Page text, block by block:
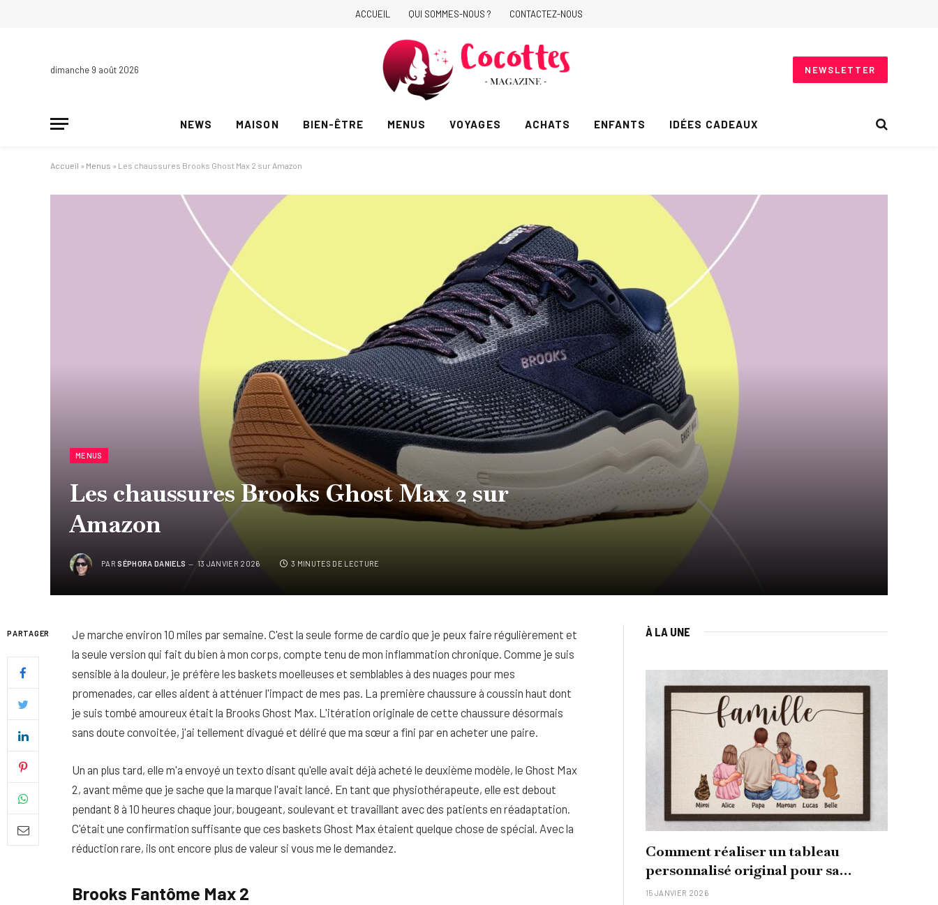
ACCUEIL QUI SOMMES-NOUS ? CONTACTEZ-NOUS
dimanche 9 août 2026 NEWSLETTER
NEWS MAISON BIEN-ÊTRE MENUS VOYAGES ACHATS ENFANTS IDÉES CADEAUX
Accueil » Menus » Les chaussures Brooks Ghost Max 2 sur Amazon
MENUS
Les chaussures Brooks Ghost Max 2 sur
Amazon
PAR SÉPHORA DANIELS 13 JANVIER 2026 3 MINUTES DE LECTURE
PARTAGER
Je marche environ 10 miles par semaine. C'est la seule forme de cardio que je peux faire régulièrement et
la seule version qui fait du bien à mon corps, compte tenu de mon inflammation chronique. Comme je suis
sensible à la douleur, je préfère les baskets moelleuses et semblables à des nuages ​​pour mes
promenades, car elles aident à atténuer l'impact de mes pas. La première chaussure à coussin haut dont
je suis tombé amoureux était la Brooks Ghost Max. L'itération originale de cette chaussure désormais
sans doute convoitée, j'ai tellement divagué et déliré que ma sœur a fini par en acheter une paire.
Un an plus tard, elle m'a envoyé un texto disant qu'elle avait déjà acheté le deuxième modèle, le Ghost Max
2, avant même que je sache que la marque l'avait lancé. En tant que physiothérapeute, elle est debout
pendant 8 à 10 heures chaque jour, bougeant, soulevant et travaillant avec des patients en réadaptation.
C'était une confirmation suffisante que ces baskets Ghost Max étaient quelque chose de spécial. Avec la
réduction rare, ils ont encore plus de valeur si vous me le demandez.
Brooks Fantôme Max 2
À LA UNE
Quel soin adopter pour une peau
26 NOVEMBRE 2025
Peau sèche et sensible : quels soins
Comment réaliser un tableau
personnalisé original pour sa
famille ?
15 JANVIER 2026